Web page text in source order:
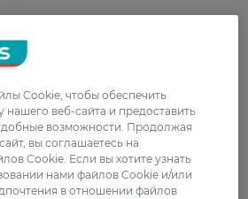
відгуків
Cookie, чтобы обеспечить
нашего веб-сайта и предоставить
возможности. Продолжая
вы соглашаетесь на
Cookie. Если вы хотите узнать
нами файлов Cookie и/или
в отношении файлов